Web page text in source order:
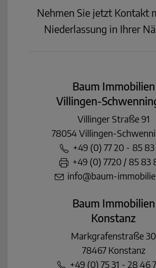
Nehmen Sie jetzt Kontakt
Niederlassung in Ihrer
Baum Immobilien
Villingen-
Villinger Straße 91
78054 Villingen-
+49 (0) 77 20 - 85
+49 (0) 7720 / 85 83
info@baum-
Baum Immobilien
Konstanz
Markgrafenstraße 30
78467 Konstanz
+49 (0) 75 31 - 28 46